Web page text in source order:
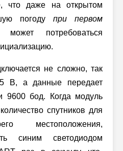
что даже на открытом
погоду при первом
потребоваться
не сложно, так
В, а данные передает
9600 бод. Когда модуль
спутников для
местоположения,
синим светодиодом